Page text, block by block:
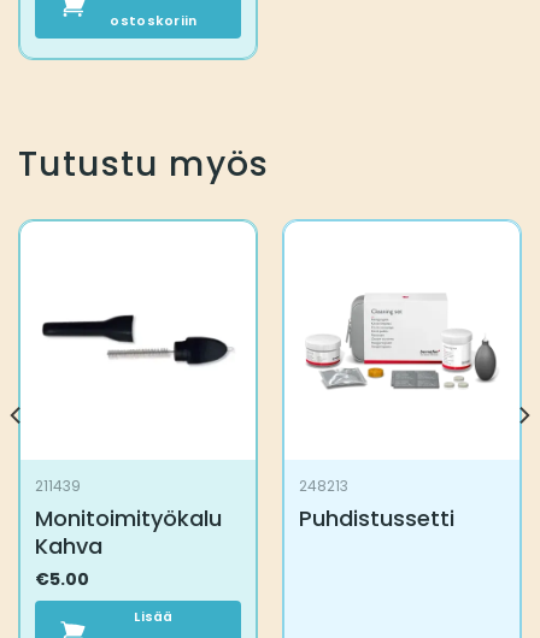
ostoskoriin
Tutustu myös
211439
Monitoimityökalu
Kahva
€5.00
Lisää
248213
Puhdistussetti